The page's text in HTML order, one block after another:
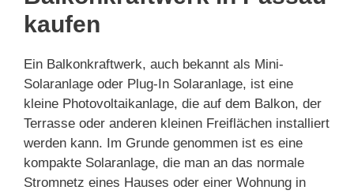
kaufen
Ein Balkonkraftwerk, auch bekannt als Mini-
Solaranlage oder Plug-In Solaranlage, ist eine
kleine Photovoltaikanlage, die auf dem Balkon, der
Terrasse oder anderen kleinen Freiflächen installiert
werden kann. Im Grunde genommen ist es eine
kompakte Solaranlage, die man an das normale
Stromnetz eines Hauses oder einer Wohnung in